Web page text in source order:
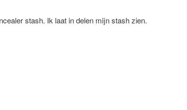
stash. Ik laat in delen mijn stash zien.